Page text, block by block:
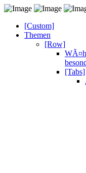
[Custom]
Themen
[Row]
[Tabs]